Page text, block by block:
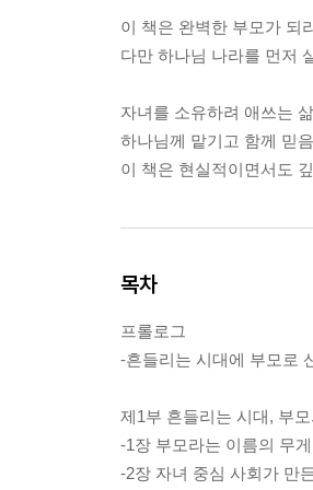
이 책은 완벽한 부모가 되
다만 하나님 나라를 먼저
자녀를 소유하려 애쓰는
하나님께 맡기고 함께 믿
이 책은 현실적이면서도
목차
프롤로그
-흔들리는 시대에 부모로
제1부 흔들리는 시대, 부
-1장 부모라는 이름의 무게
-2장 자녀 중심 사회가 만